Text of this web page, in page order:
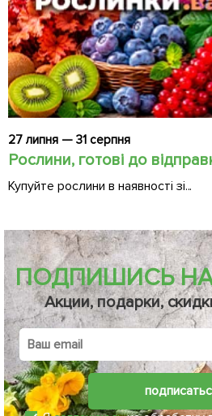
27 липня — 31 серпня
Рослини, готові до
Купуйте рослини в наявності зі...
ПОДПИШИСЬ
Акции, подарки,